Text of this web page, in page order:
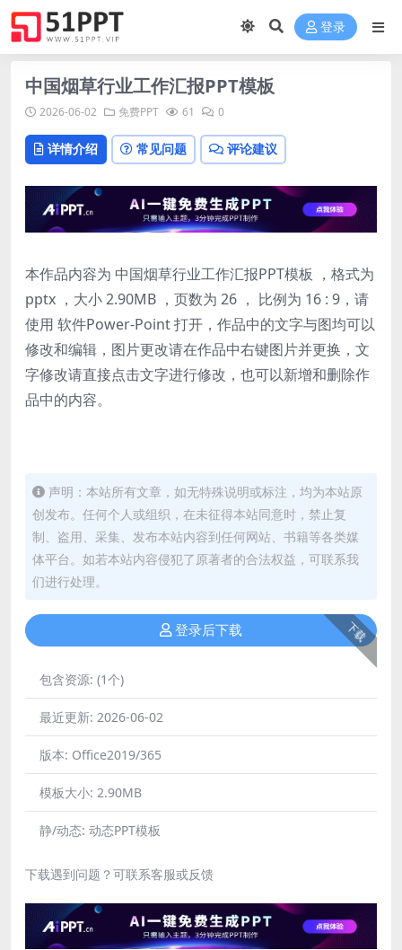
登录
中国烟草行业工作汇报PPT模板
2026-06-02 免费PPT 61 0
详情介绍 常见问题 评论建议
本作品内容为 中国烟草行业工作汇报PPT模板 ，格式为
pptx ，大小 2.90MB ，页数为 26 ， 比例为 16 : 9 ，请
使用 软件Power-Point 打开，作品中的文字与图均可以
修改和编辑，图片更改请在作品中右键图片并更换，文
字修改请直接点击文字进行修改，也可以新增和删除作
品中的内容。
声明：本站所有文章，如无特殊说明或标注，均为本站原
创发布。任何个人或组织，在未征得本站同意时，禁止复
制、盗用、采集、发布本站内容到任何网站、书籍等各类媒
体平台。如若本站内容侵犯了原著者的合法权益，可联系我
们进行处理。
下载
登录后下载
包含资源: (1个)
最近更新: 2026-06-02
版本: Office2019/365
模板大小: 2.90MB
静/动态: 动态PPT模板
下载遇到问题？可联系客服或反馈